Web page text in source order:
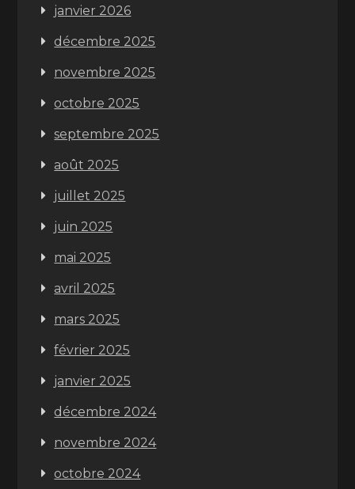
janvier 2026
décembre 2025
novembre 2025
octobre 2025
septembre 2025
août 2025
juillet 2025
juin 2025
mai 2025
avril 2025
mars 2025
février 2025
janvier 2025
décembre 2024
novembre 2024
octobre 2024